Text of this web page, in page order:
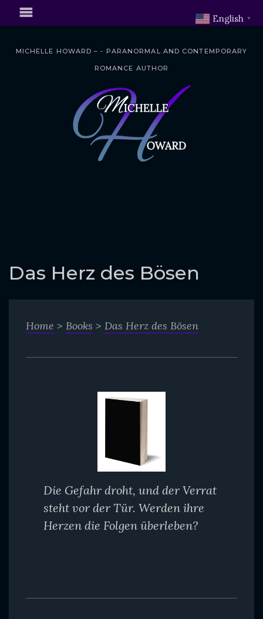
MICHELLE HOWARD – - PARANORMAL AND CONTEMPORARY
ROMANCE AUTHOR
o
c
o
Das Herz des Bösen
Home > Books > Das Herz des Bösen
Die Gefahr droht, und der Verrat
steht vor der Tür. Werden ihre
Herzen die Folgen überleben?
English ▼